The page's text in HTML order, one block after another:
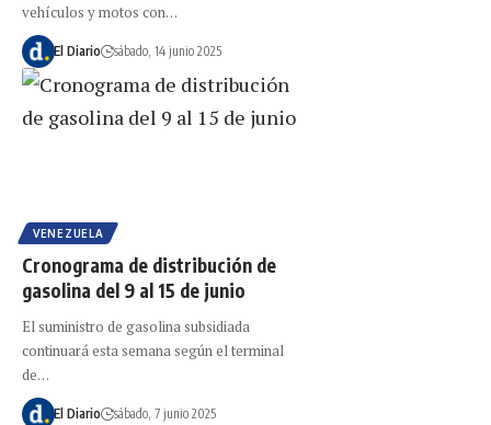
vehículos y motos con…
El Diario sábado, 14 junio 2025
VENEZUELA
Cronograma de distribución de
gasolina del 9 al 15 de junio
El suministro de gasolina subsidiada
continuará esta semana según el terminal
de…
El Diario sábado, 7 junio 2025